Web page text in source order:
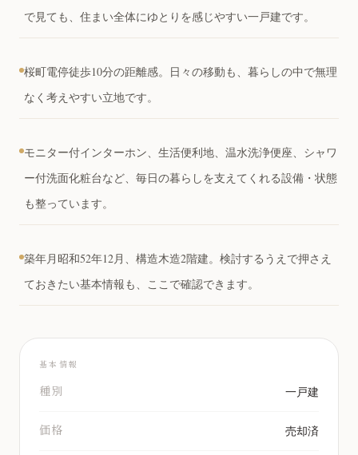
で見ても、住まい全体にゆとりを感じやすい一戸建です。
桜町電停徒歩10分の距離感。日々の移動も、暮らしの中で無理
なく考えやすい立地です。
モニター付インターホン、生活便利地、温水洗浄便座、シャワ
ー付洗面化粧台など、毎日の暮らしを支えてくれる設備・状態
も整っています。
築年月昭和52年12月、構造木造2階建。検討するうえで押さえ
ておきたい基本情報も、ここで確認できます。
基本情報
種別 一戸建
価格 売却済